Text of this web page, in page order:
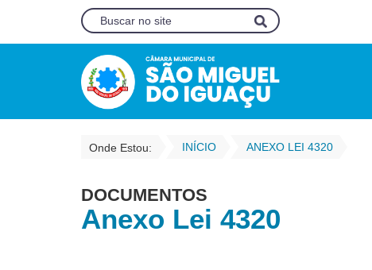
Onde Estou: INÍCIO ANEXO LEI 4320
DOCUMENTOS
Anexo Lei 4320